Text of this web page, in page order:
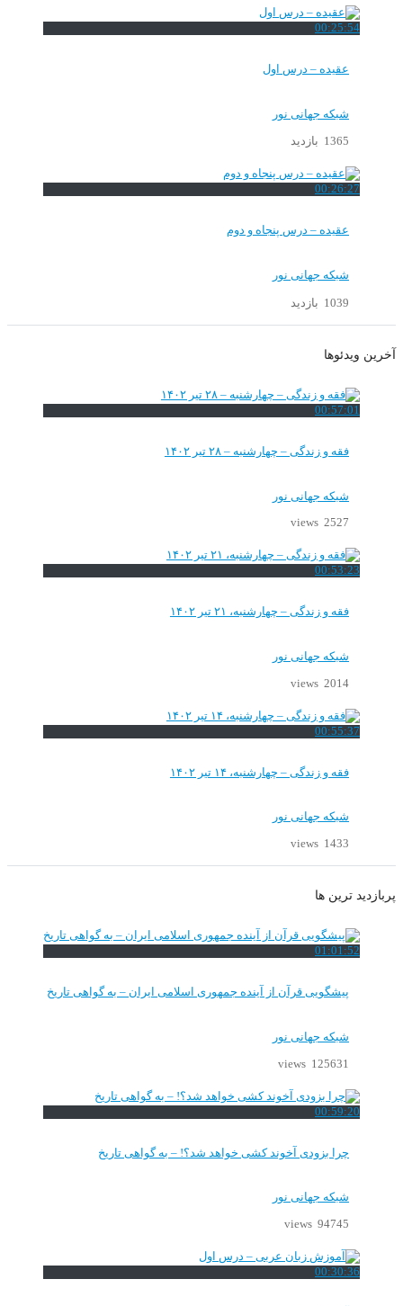
00:25:54
عقیده – درس اول
شبکه جهانی نور
1365 بازدید
00:26:27
عقیده – درس پنجاه و دوم
شبکه جهانی نور
1039 بازدید
آخرین ویدئوها
00:57:01
فقه و زندگی – چهارشنبه – ۲۸ تیر ۱۴۰۲
شبکه جهانی نور
2527 views
00:53:23
فقه و زندگی – چهارشنبه، ۲۱ تیر ۱۴۰۲
شبکه جهانی نور
2014 views
00:55:37
فقه و زندگی – چهارشنبه، ۱۴ تیر ۱۴۰۲
شبکه جهانی نور
1433 views
پربازدید ترین ها
01:01:52
پیشگویی قرآن از آینده جمهوری اسلامی ایران – به گواهی تاریخ
شبکه جهانی نور
125631 views
00:59:20
چرا بزودی آخوند کشی خواهد شد؟! – به گواهی تاریخ
شبکه جهانی نور
94745 views
00:30:36